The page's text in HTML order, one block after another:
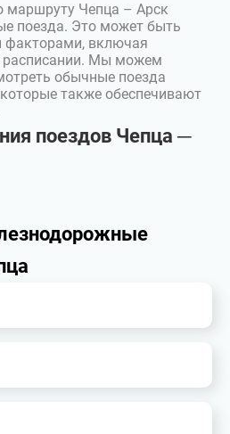
маршруту Чепца – Арск
поезда. Это может быть
факторами, включая
расписании. Мы можем
обычные поезда
также обеспечивают
поездов Чепца ─